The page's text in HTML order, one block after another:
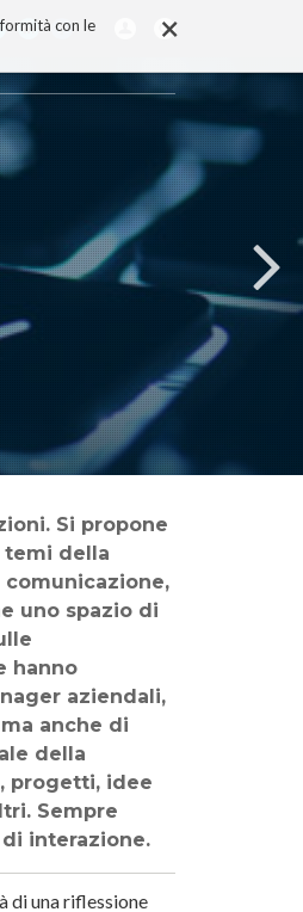
×
con le
temi della
uno spazio di
hanno
aziendali,
anche di
della
progetti, idee
Sempre
interazione.
di una riflessione